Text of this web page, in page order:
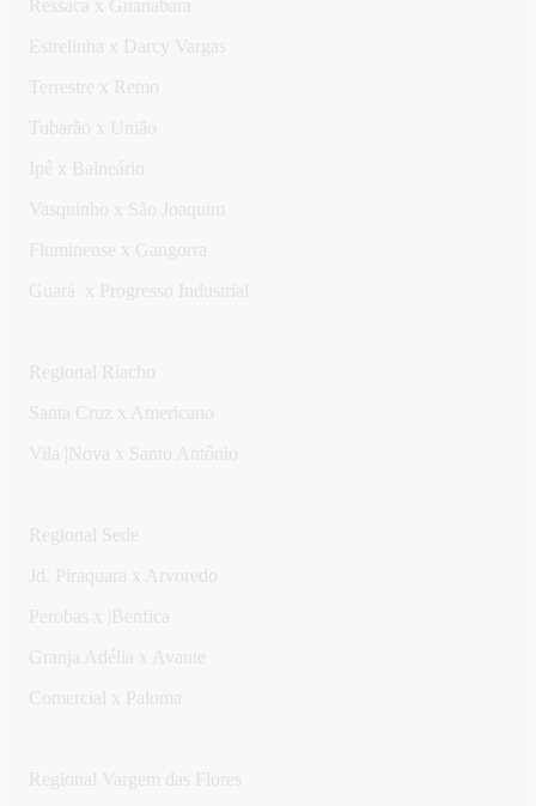
Ressaca x Guanabara
Estrelinha x Darcy Vargas
Terrestre x Remo
Tubarão x União
Ipê x Balneário
Vasquinho x São Joaquim
Fluminense x Gangorra
Guará x Progresso Industrial
Regional Riacho
Santa Cruz x Americano
Vila |Nova x Santo Antônio
Regional Sede
Jd. Piraquara x Arvoredo
Perobas x |Benfica
Granja Adélia x Avante
Comercial x Paloma
Regional Vargem das Flores